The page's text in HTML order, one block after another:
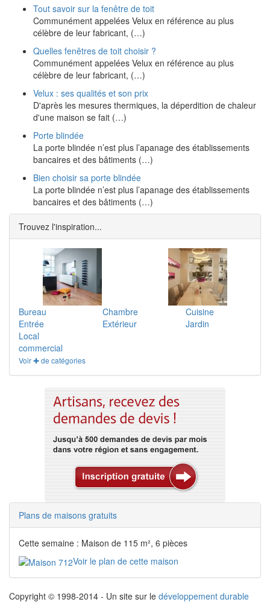
Tout savoir sur la fenêtre de toit
Communément appelées Velux en référence au plus
célèbre de leur fabricant, (…)
Quelles fenêtres de toit choisir ?
Communément appelées Velux en référence au plus
célèbre de leur fabricant, (…)
Velux : ses qualités et son prix
D'après les mesures thermiques, la déperdition de chaleur
d'une maison se fait (…)
Porte blindée
La porte blindée n’est plus l’apanage des établissements
bancaires et des bâtiments (…)
Bien choisir sa porte blindée
La porte blindée n’est plus l’apanage des établissements
bancaires et des bâtiments (…)
Trouvez l'inspiration...
Bureau Chambre
Cuisine
Entrée
Extérieur
Jardin
Local
commercial
Voir ✚ de catégories
Plans de maisons gratuits
Cette semaine : Maison de 115 m², 6 pièces
Voir le plan de cette maison
Copyright © 1998-2014 - Un site sur le développement durable